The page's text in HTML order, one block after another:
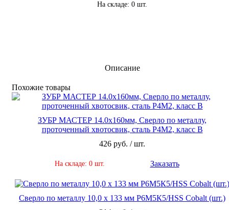
На складе: 0 шт.
Описание
По­хо­жие то­ва­ры
ЗУБР МАСТЕР 14.0х160мм, Сверло по металлу,
проточенный хвотосвик, сталь Р4М2, класс В
426 руб. / шт.
На складе: 0 шт. Заказать
Сверло по металлу 10,0 х 133 мм Р6М5К5/HSS Cobalt (шт.)